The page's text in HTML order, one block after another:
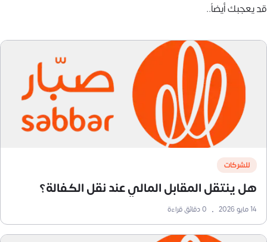
قد يعجبك أيضاً..
للشركات
هل ينتقل المقابل المالي عند نقل الكفالة؟
14 مايو 2026 •
0دقائق قراءة